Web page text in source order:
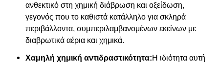
ανθεκτικό στη χημική διάβρωση και οξείδωση,
γεγονός που το καθιστά κατάλληλο για σκληρά
περιβάλλοντα, συμπεριλαμβανομένων εκείνων με
διαβρωτικά αέρια και χημικά.
Χαμηλή χημική αντιδραστικότητα:Η ιδιότητα αυτή